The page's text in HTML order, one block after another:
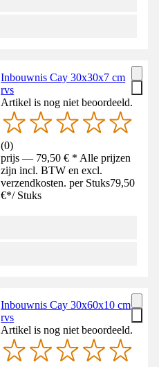
Inbouwnis Cay 30x30x7 cm
rvs
Artikel is nog niet beoordeeld.
(0)
prijs — 79,50 € * Alle prijzen
zijn incl. BTW en excl.
verzendkosten. per Stuks79,50
€*/ Stuks
Inbouwnis Cay 30x60x10 cm
rvs
Artikel is nog niet beoordeeld.